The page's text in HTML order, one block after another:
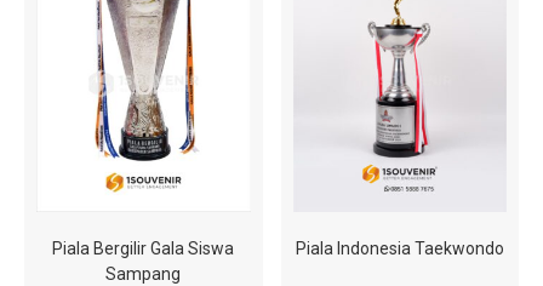
Piala Bergilir Gala Siswa
Sampang
Piala Indonesia Taekwondo